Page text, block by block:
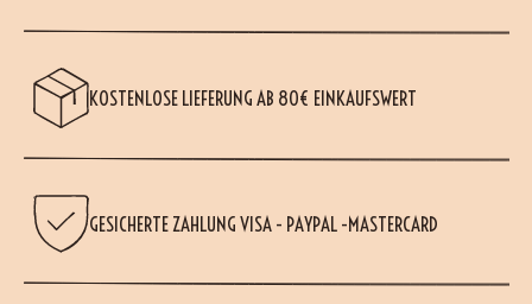
KOSTENLOSE LIEFERUNG AB 80€ EINKAUFSWERT
GESICHERTE ZAHLUNG VISA - PAYPAL -MASTERCARD